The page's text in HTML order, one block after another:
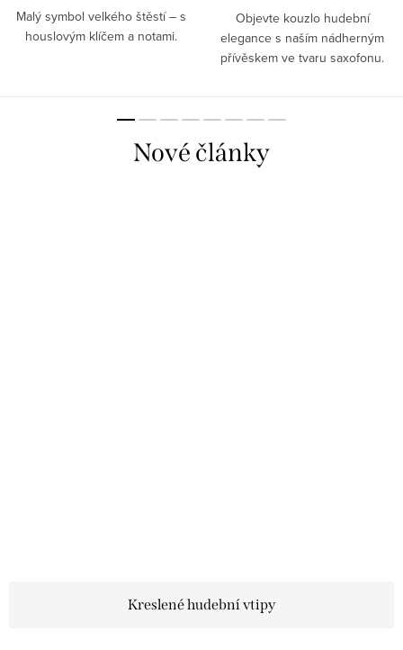
Malý symbol velkého štěstí – s
houslovým klíčem a notami.
Objevte kouzlo hudební
elegance s naším nádherným
přívěskem ve tvaru saxofonu.
Nové články
Kreslené hudební vtipy